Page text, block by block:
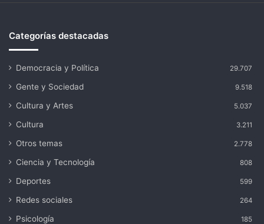
Categorías destacadas
Democracia y Política 29.707
Gente y Sociedad 9.518
Cultura y Artes 5.037
Cultura 3.211
Otros temas 2.778
Ciencia y Tecnología 808
Deportes 599
Redes sociales 264
Psicología 185